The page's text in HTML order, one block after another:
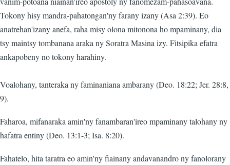
Tokony hisy mandra-pahatongan'ny farany izany (Asa 2:39). Eo
anatrehan'izany anefa, raha misy olona mitonona ho mpaminany, dia
tsy maintsy tombanana araka ny Soratra Masina izy. Fitsipika efatra
ankapobeny no tokony harahiny.
Voalohany, tanteraka ny faminaniana ambarany (Deo. 18:22; Jer. 28:8,
9).
Faharoa, mifanaraka amin'ny fanambaran'ireo mpaminany talohany ny
hafatra entiny (Deo. 13:1-3; Isa. 8:20).
Fahatelo, hita taratra eo amin'ny fiainany andavanandro ny fanolorany